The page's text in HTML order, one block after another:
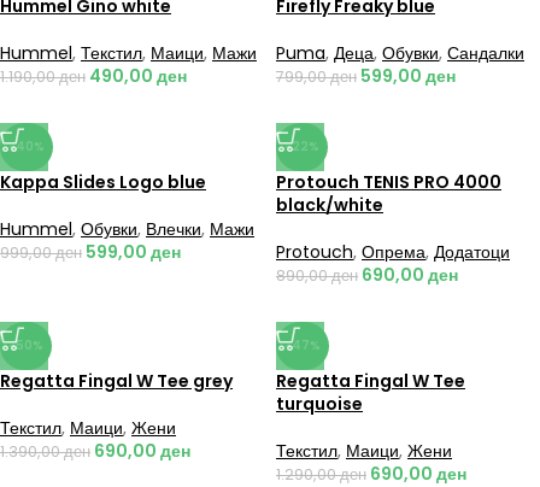
Hummel Gino white
Hummel, Текстил, Маици, Мажи
1.190,00ден 490,00 ден
Firefly Freaky blue
Puma, Деца, Обувки, Сандалки
799,00ден 599,00 ден
-40%
Kappa Slides Logo blue
Hummel, Обувки, Влечки, Мажи
999,00ден 599,00 ден
-22%
Protouch TENIS PRO 4000
black/white
Protouch, Опрема, Додатоци
890,00ден 690,00 ден
-50%
Regatta Fingal W Tee grey
Текстил, Маици, Жени
1.390,00ден 690,00 ден
-47%
Regatta Fingal W Tee
turquoise
Текстил, Маици, Жени
1.290,00ден 690,00 ден